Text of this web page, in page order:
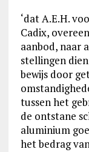
‘dat A.E.H.
Cadix,
aanbod, naar
stellingen
bewijs door
tussen het
de ontstane
aluminium
het bedrag